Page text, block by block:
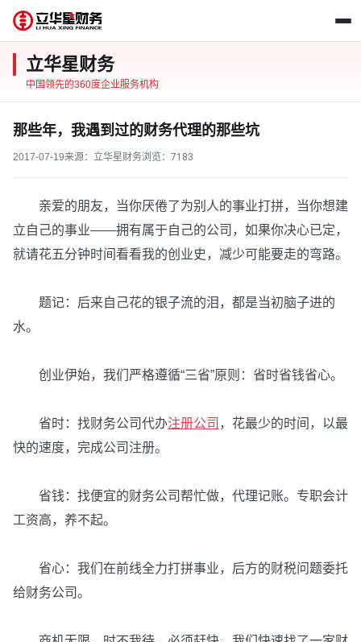
立华星财务
中国领先的360度企业服务机构
那些年，我遇到过的财务代理的那些坑
2017-07-19来源：立华星财务浏览： 7183
亲爱的朋友，当你厌倦了为别人的事业打拼，当你想建
立自己的事业——拥有属于自己的公司，如果你决心已定，
就请花五分钟时间看看我的创业史，减少可能要走的弯路。
题记：后来自己花的银子流的泪，都是当初脑子进的
水。
创业伊始，我们严格遵循“三省”原则：省时省钱省心。
省时：找财务公司代办注册公司 ，花最少的时间，以最
快的速度，完成公司注册。
省钱：找便宜的财务公司帮忙做，代理记账。专职会计
工资高，养不起。
省心：我们在前线全力打拼事业，后方的财税问题委托
给财务公司。